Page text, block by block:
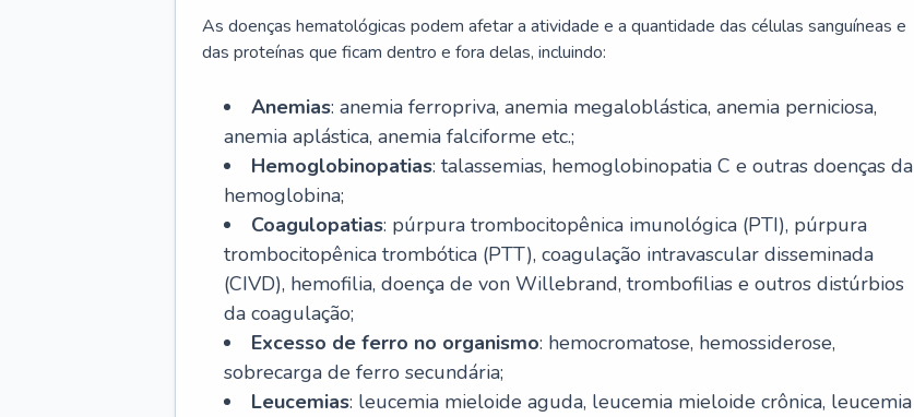
As doenças hematológicas podem afetar a atividade e a quantidade das células sanguíneas e
das proteínas que ficam dentro e fora delas, incluindo:
Anemias: anemia ferropriva, anemia megaloblástica, anemia perniciosa,
anemia aplástica, anemia falciforme etc.;
Hemoglobinopatias: talassemias, hemoglobinopatia C e outras doenças da
hemoglobina;
Coagulopatias: púrpura trombocitopênica imunológica (PTI), púrpura
trombocitopênica trombótica (PTT), coagulação intravascular disseminada
(CIVD), hemofilia, doença de von Willebrand, trombofilias e outros distúrbios
da coagulação;
Excesso de ferro no organismo: hemocromatose, hemossiderose,
sobrecarga de ferro secundária;
Leucemias: leucemia mieloide aguda, leucemia mieloide crônica, leucemia